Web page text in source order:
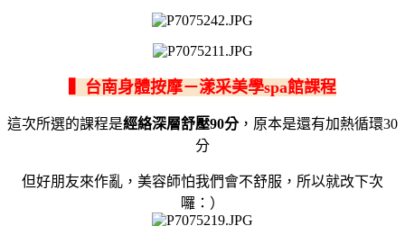
▍台南身體按摩－漾采美學spa館課程
這次所選的課程是經絡深層舒壓90分，原本是還有加熱循環30
分
但好朋友來作亂，美容師怕我們會不舒服，所以就改下次
囉：）